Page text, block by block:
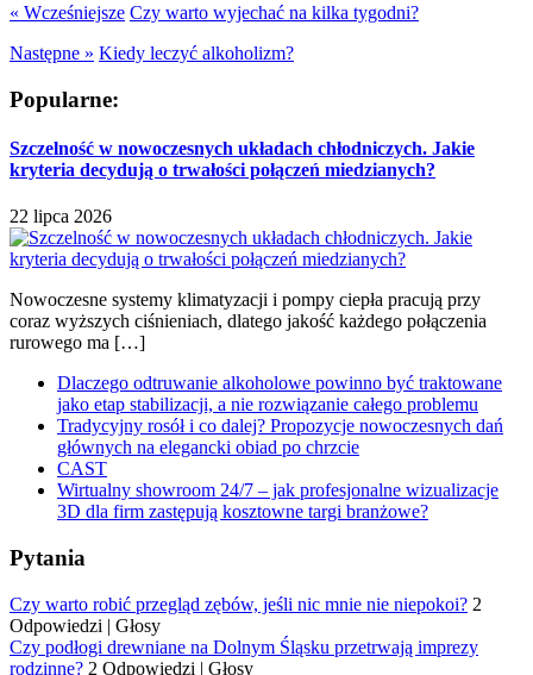
« Wcześniejsze Czy warto wyjechać na kilka tygodni?
Następne » Kiedy leczyć alkoholizm?
Popularne:
Szczelność w nowoczesnych układach chłodniczych. Jakie
kryteria decydują o trwałości połączeń miedzianych?
22 lipca 2026
Nowoczesne systemy klimatyzacji i pompy ciepła pracują przy
coraz wyższych ciśnieniach, dlatego jakość każdego połączenia
rurowego ma […]
Dlaczego odtruwanie alkoholowe powinno być traktowane
jako etap stabilizacji, a nie rozwiązanie całego problemu
Tradycyjny rosół i co dalej? Propozycje nowoczesnych dań
głównych na elegancki obiad po chrzcie
CAST
Wirtualny showroom 24/7 – jak profesjonalne wizualizacje
3D dla firm zastępują kosztowne targi branżowe?
Pytania
Czy warto robić przegląd zębów, jeśli nic mnie nie niepokoi? 2
Odpowiedzi | Głosy
Czy podłogi drewniane na Dolnym Śląsku przetrwają imprezy
rodzinne? 2 Odpowiedzi | Głosy